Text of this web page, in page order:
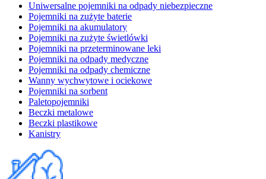
Uniwersalne pojemniki na odpady niebezpieczne
Pojemniki na zużyte baterie
Pojemniki na akumulatory
Pojemniki na zużyte świetlówki
Pojemniki na przeterminowane leki
Pojemniki na odpady medyczne
Pojemniki na odpady chemiczne
Wanny wychwytowe i ociekowe
Pojemniki na sorbent
Paletopojemniki
Beczki metalowe
Beczki plastikowe
Kanistry